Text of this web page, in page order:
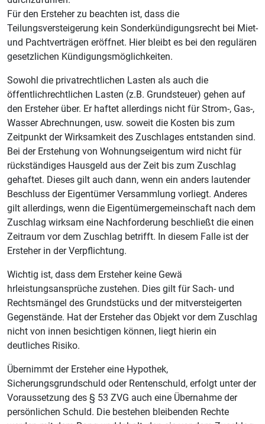
Für den Ersteher zu beachten ist, dass die
Teilungsversteigerung kein Sonderkündigungsrecht bei Miet-
und Pachtverträgen eröffnet. Hier bleibt es bei den regulären
gesetzlichen Kündigungsmöglichkeiten.
Sowohl die privatrechtlichen Lasten als auch die
öffentlichrechtlichen Lasten (z.B. Grundsteuer) gehen auf
den Ersteher über. Er haftet allerdings nicht für Strom-, Gas-,
Wasser Abrechnungen, usw. soweit die Kosten bis zum
Zeitpunkt der Wirksamkeit des Zuschlages entstanden sind.
Bei der Erstehung von Wohnungseigentum wird nicht für
rückständiges Hausgeld aus der Zeit bis zum Zuschlag
gehaftet. Dieses gilt auch dann, wenn ein anders lautender
Beschluss der Eigentümer Versammlung vorliegt. Anderes
gilt allerdings, wenn die Eigentümergemeinschaft nach dem
Zuschlag wirksam eine Nachforderung beschließt die einen
Zeitraum vor dem Zuschlag betrifft. In diesem Falle ist der
Ersteher in der Verpflichtung.
Wichtig ist, dass dem Ersteher keine Gewä
hrleistungsansprüche zustehen. Dies gilt für Sach- und
Rechtsmängel des Grundstücks und der mitversteigerten
Gegenstände. Hat der Ersteher das Objekt vor dem Zuschlag
nicht von innen besichtigen können, liegt hierin ein
deutliches Risiko.
Übernimmt der Ersteher eine Hypothek,
Sicherungsgrundschuld oder Rentenschuld, erfolgt unter der
Voraussetzung des § 53 ZVG auch eine Übernahme der
persönlichen Schuld. Die bestehen bleibenden Rechte